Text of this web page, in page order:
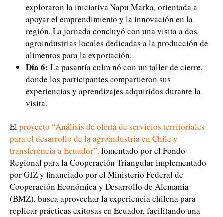
exploraron la iniciativa Napu Marka, orientada a
apoyar el emprendimiento y la innovación en la
región. La jornada concluyó con una visita a dos
agroindustrias locales dedicadas a la producción de
alimentos para la exportación.
Día 6: La pasantía culminó con un taller de cierre,
donde los participantes compartieron sus
experiencias y aprendizajes adquiridos durante la
visita.
Elproyecto “Análisis de oferta de servicios territoriales
para el desarrollo de la agroindustria en Chile y
transferencia a Ecuador”,fomentado por el Fondo
Regional para la Cooperación Triangular implementado
por GIZ y financiado por el Ministerio Federal de
Cooperación Económica y Desarrollo de Alemania
(BMZ), busca aprovechar la experiencia chilena para
replicar prácticas exitosas en Ecuador, facilitando una